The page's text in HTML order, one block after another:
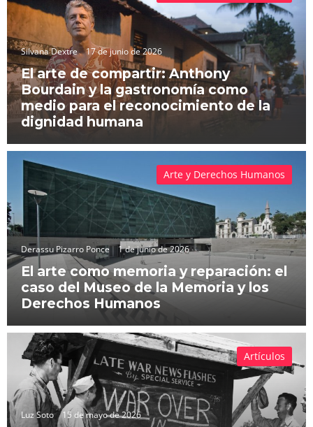
Silvana Dextre 17 de junio de 2026
El arte de compartir: Anthony
Bourdain y la gastronomía como
medio para el reconocimiento de la
dignidad humana
Derassu Pizarro Ponce 1 de junio de 2026
El arte como memoria y reparación: el
caso del Museo de la Memoria y los
Derechos Humanos
Arte y Derechos Humanos
Luz Soto 15 de mayo de 2026
Artículos